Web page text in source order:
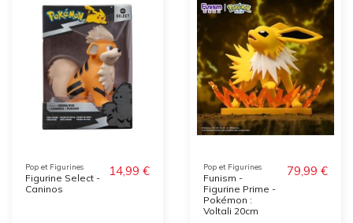
Pop et Figurines
Figurine Select -
Caninos
14,99 € Pop et Figurines
Funism -
Figurine Prime -
Pokémon :
Voltali 20cm
79,99 €